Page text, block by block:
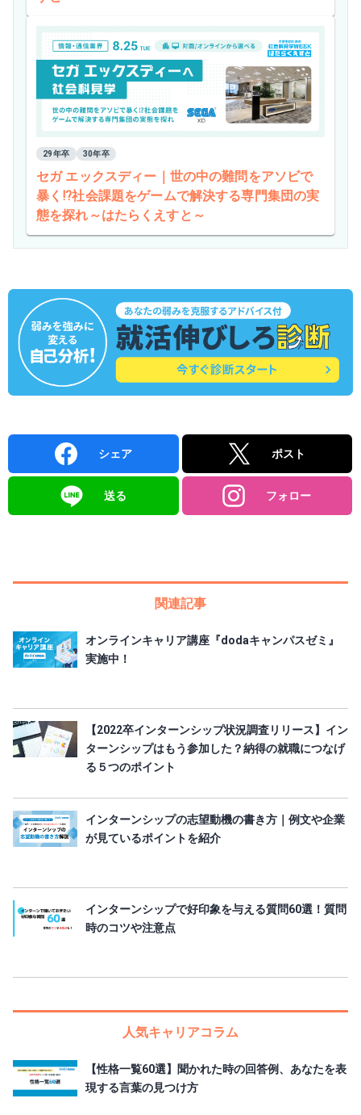
29年卒 30年卒
セガ エックスディー｜世の中の難問をアソビで
暴く⁉社会課題をゲームで解決する専門集団の実
態を探れ～はたらくえすと～
シェア ポスト
送る フォロー
関連記事
オンラインキャリア講座『dodaキャンパスゼミ』
実施中！
【2022卒インターンシップ状況調査リリース】イン
ターンシップはもう参加した？納得の就職につなげ
る５つのポイント
インターンシップの志望動機の書き方｜例文や企業
が見ているポイントを紹介
インターンシップで好印象を与える質問60選！質問
時のコツや注意点
人気キャリアコラム
【性格一覧60選】聞かれた時の回答例、あなたを表
現する言葉の見つけ方